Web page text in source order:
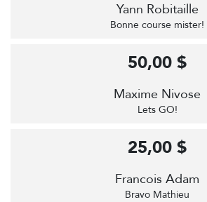
Yann Robitaille
Bonne course mister!
Maxime Nivose
Lets GO!
50,00 $
Francois Adam
Bravo Mathieu
25,00 $